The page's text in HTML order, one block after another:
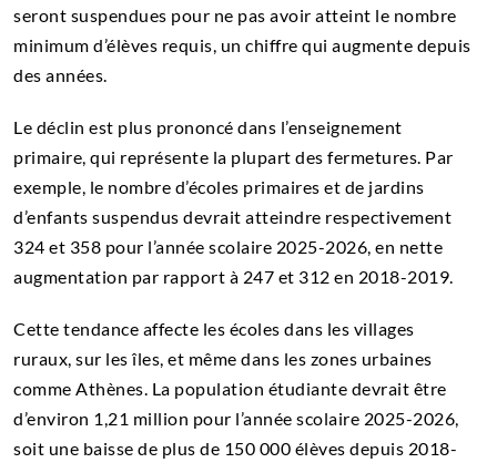
seront suspendues pour ne pas avoir atteint le nombre
minimum d’élèves requis, un chiffre qui augmente depuis
des années.
Le déclin est plus prononcé dans l’enseignement
primaire, qui représente la plupart des fermetures. Par
exemple, le nombre d’écoles primaires et de jardins
d’enfants suspendus devrait atteindre respectivement
324 et 358 pour l’année scolaire 2025-2026, en nette
augmentation par rapport à 247 et 312 en 2018-2019.
Cette tendance affecte les écoles dans les villages
ruraux, sur les îles, et même dans les zones urbaines
comme Athènes. La population étudiante devrait être
d’environ 1,21 million pour l’année scolaire 2025-2026,
soit une baisse de plus de 150 000 élèves depuis 2018-